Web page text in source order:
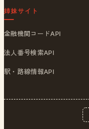
姉妹サイト
金融機関コードAPI
法人番号検索API
駅・路線情報API